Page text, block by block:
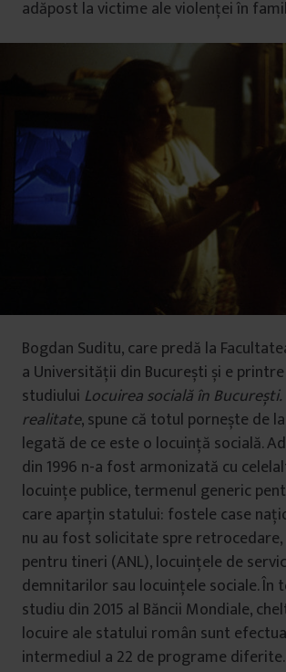
adăpost la victime ale violenței în
Bogdan Suditu, care predă la
a Universității din București și e
studiului Locuirea socială în București.
realitate, spune că totul pornește de
legată de ce este o locuință socială.
din 1996 n-a fost armonizată cu
locuințe publice, termenul generic
care aparțin statului: fostele case
nu au fost solicitate spre
pentru tineri (ANL), locuințele de
demnitarilor sau locuințele sociale. În
studiu din 2015 al Băncii Mondiale,
locuire ale statului român sunt
intermediul a 22 de programe diferite.